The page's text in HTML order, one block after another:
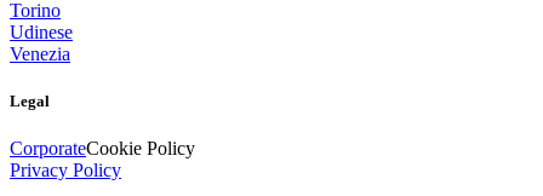
Torino
Udinese
Venezia
Legal
CorporateCookie Policy
Privacy Policy